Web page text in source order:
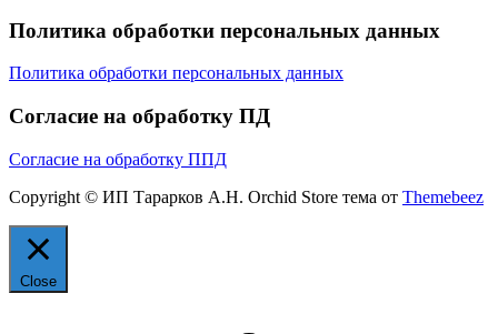
Политика обработки персональных данных
Политика обработки персональных данных
Согласие на обработку ПД
Согласие на обработку ППД
Copyright © ИП Тарарков А.Н. Orchid Store тема от Themebeez
Close